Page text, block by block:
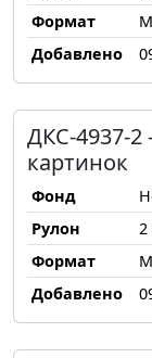
Формат
Добавлено
ДКС-4937-
картинок
Фонд
Рулон
2
Формат
Добавлено